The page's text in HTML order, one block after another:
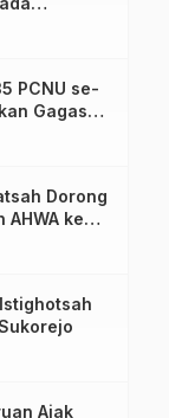
PCNU se-
Gagasan
Menuju
Dorong
AHWA ke